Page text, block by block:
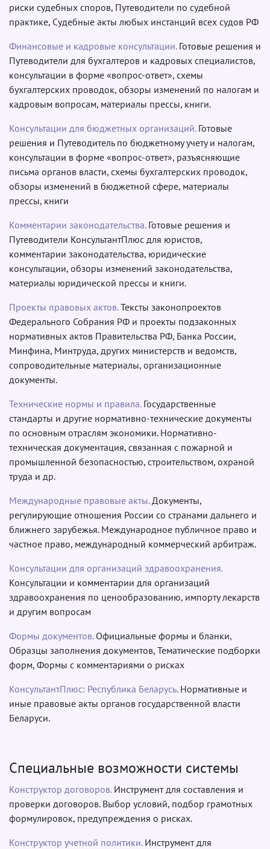
риски судебных споров, Путеводители по судебной
практике, Судебные акты любых инстанций всех судов РФ
Финансовые и кадровые консультации.Готовые решения и
Путеводители для бухгалтеров и кадровых специалистов,
консультации в форме «вопрос-ответ», схемы
бухгалтерских проводок, обзоры изменений по налогам и
кадровым вопросам, материалы прессы, книги.
Консультации для бюджетных организаций. Готовые
решения и Путеводитель по бюджетному учету и налогам,
консультации в форме «вопрос-ответ», разъясняющие
письма органов власти, схемы бухгалтерских проводок,
обзоры изменений в бюджетной сфере, материалы
прессы, книги
Комментарии законодательства.Готовые решения и
Путеводители КонсультантПлюс для юристов,
комментарии законодательства, юридические
консультации, обзоры изменений законодательства,
материалы юридической прессы и книги.
Проекты правовых актов.Тексты законопроектов
Федерального Собрания РФ и проекты подзаконных
нормативных актов Правительства РФ, Банка России,
Минфина, Минтруда, других министерств и ведомств,
сопроводительные материалы, организационные
документы.
Технические нормы и правила.Государственные
стандарты и другие нормативно-технические документы
по основным отраслям экономики. Нормативно-
техническая документация, связанная с пожарной и
промышленной безопасностью, строительством, охраной
труда и др.
Международные правовые акты.Документы,
регулирующие отношения России со странами дальнего и
ближнего зарубежья. Международное публичное право и
частное право, международный коммерческий арбитраж.
Консультации для организаций здравоохранения.
Консультации и комментарии для организаций
здравоохранения по ценообразованию, импорту лекарств
и другим вопросам
Формы документов. Официальные формы и бланки,
Образцы заполнения документов, Тематические подборки
форм, Формы с комментариями о рисках
КонсультантПлюс: Республика Беларусь.Нормативные и
иные правовые акты органов государственной власти
Беларуси.
Специальные возможности системы
Конструктор договоров. Инструмент для составления и
проверки договоров. Выбор условий, подбор грамотных
формулировок, предупреждения о рисках.
Конструктор учетной политики. Инструмент для